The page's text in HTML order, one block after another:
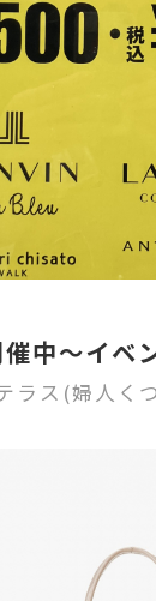
中〜イベ
ラス(婦人くつ